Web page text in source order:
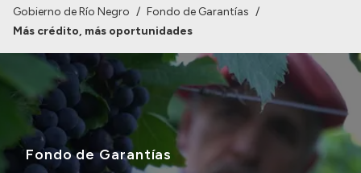
¿Quiénes somos?
¿Qué hacemos?
Líneas Garantizadas
Tu garantía
Gobierno de Río Negro / Fondo de Garantías /
Más crédito, más oportunidades
Fondo de Garantías